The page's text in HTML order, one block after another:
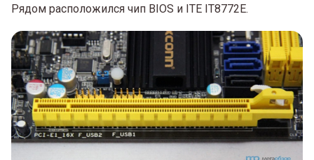
Рядом расположился чип BIOS и ITE IT8772E.